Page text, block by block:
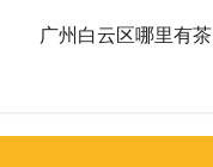
广州白云区哪里有茶